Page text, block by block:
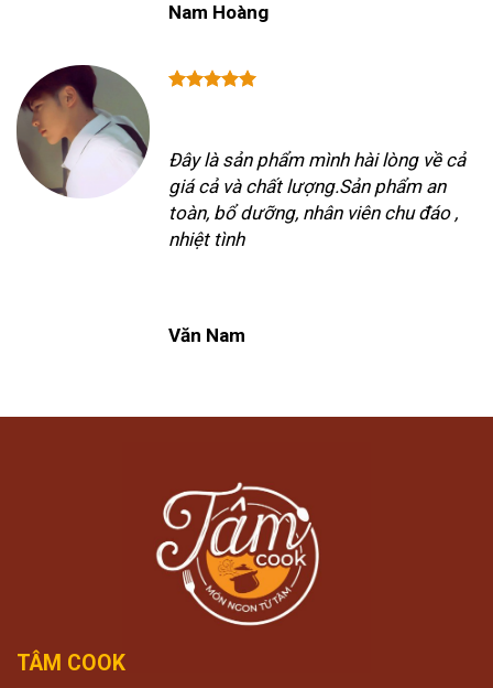
Nam Hoàng
Đây là sản phẩm mình hài lòng về cả
giá cả và chất lượng.Sản phẩm an
toàn, bổ dưỡng, nhân viên chu đáo ,
nhiệt tình
Văn Nam
TÂM COOK